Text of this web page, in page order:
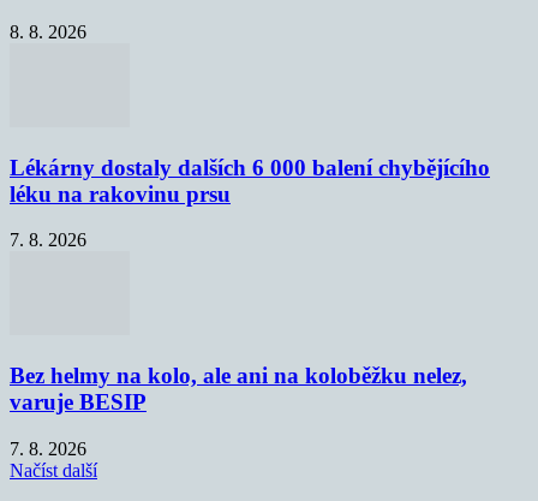
8. 8. 2026
Lékárny dostaly dalších 6 000 balení chybějícího
léku na rakovinu prsu
7. 8. 2026
Bez helmy na kolo, ale ani na koloběžku nelez,
varuje BESIP
7. 8. 2026
Načíst další